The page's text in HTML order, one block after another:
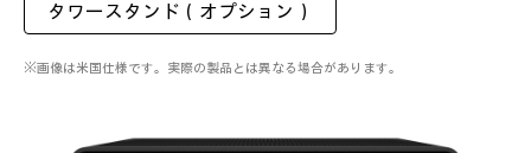
タワースタンド（オプション）
※画像は米国仕様です。実際の製品とは異なる場合があります。